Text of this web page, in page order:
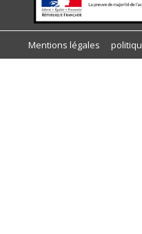
Mentions légales